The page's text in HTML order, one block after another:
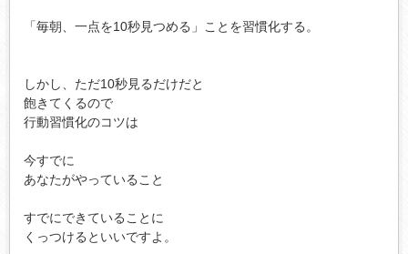
「毎朝、一点を10秒見つめる」ことを習慣化する。
しかし、ただ10秒見るだけだと
飽きてくるので
行動習慣化のコツは
今すでに
あなたがやっていること
すでにできていることに
くっつけるといいですよ。